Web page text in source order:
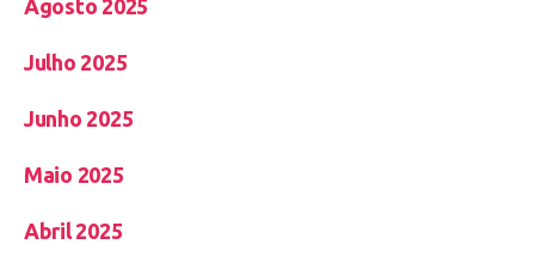
Agosto 2025
Julho 2025
Junho 2025
Maio 2025
Abril 2025